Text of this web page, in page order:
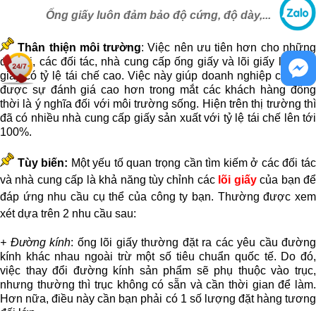
Ống giấy luôn đảm bảo độ cứng, độ dày,...
Thân thiện môi trường: Việc nên ưu tiên hơn cho những
đơn vị, các đối tác, nhà cung cấp ống giấy và lõi giấy là chọn
giấy có tỷ lệ tái chế cao. Việc này giúp doanh nghiệp của bạn
được sự đánh giá cao hơn trong mắt các khách hàng đồng
thời là ý nghĩa đối với môi trường sống. Hiện trên thị trường thì
đã có nhiều nhà cung cấp giấy sản xuất với tỷ lệ tái chế lên tới
100%.
Tùy biến: Một yếu tố quan trọng cần tìm kiếm ở các đối tác
và nhà cung cấp là khả năng tùy chỉnh cáclõi giấycủa bạn để
đáp ứng nhu cầu cụ thể của công ty bạn. Thường được xem
xét dựa trên 2 nhu cầu sau:
+ Đường kính: ống lõi giấy thường đặt ra các yêu cầu đường
kính khác nhau ngoài trừ một số tiêu chuẩn quốc tế. Do đó,
việc thay đổi đường kính sản phẩm sẽ phụ thuộc vào trục,
nhưng thường thì trục không có sẵn và cần thời gian để làm.
Hơn nữa, điều này cần bạn phải có 1 số lượng đặt hàng tương